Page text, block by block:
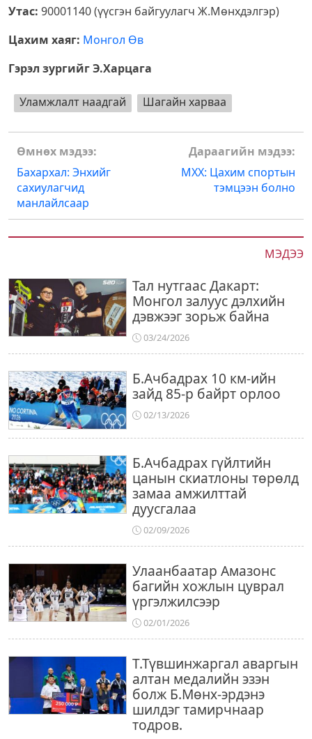
МЭДЭЭ
Тал нутгаас Дакарт:
Монгол залуус дэлхийн
дэвжээг зорьж байна
03/24/2026
Б.Ачбадрах 10 км-ийн
зайд 85-р байрт орлоо
02/13/2026
Б.Ачбадрах гүйлтийн
цанын скиатлоны төрөлд
замаа амжилттай
дуусгалаа
02/09/2026
Улаанбаатар Амазонс
багийн хожлын цуврал
үргэлжилсээр
02/01/2026
Т.Түвшинжаргал аваргын
алтан медалийн эзэн
болж Б.Мөнх-эрдэнэ
шилдэг тамирчнаар
тодров.
Утас: 90001140 (үүсгэн байгуулагч Ж.Мөнхдэлгэр)
Цахим хаяг: Монгол Өв
Гэрэл зургийг Э.Харцага
Уламжлалт наадгай Шагайн харваа
Post
navigation
Өмнөх мэдээ:
Бахархал: Энхийг
сахиулагчид
манлайлсаар
Дараагийн мэдээ:
МХХ: Цахим спортын
тэмцээн болно